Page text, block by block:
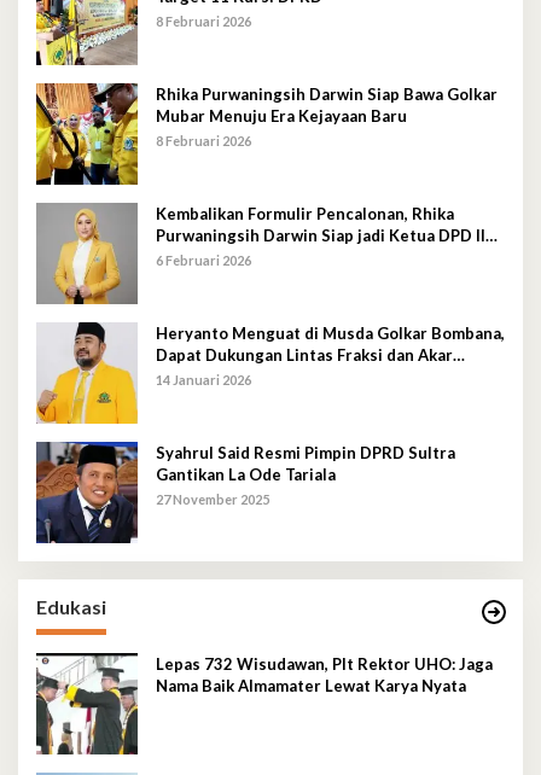
8 Februari 2026
Rhika Purwaningsih Darwin Siap Bawa Golkar
Mubar Menuju Era Kejayaan Baru
8 Februari 2026
Kembalikan Formulir Pencalonan, Rhika
Purwaningsih Darwin Siap jadi Ketua DPD II
Golkar Mubar
6 Februari 2026
Heryanto Menguat di Musda Golkar Bombana,
Dapat Dukungan Lintas Fraksi dan Akar
Rumput
14 Januari 2026
Syahrul Said Resmi Pimpin DPRD Sultra
Gantikan La Ode Tariala
27 November 2025
Edukasi
Lepas 732 Wisudawan, Plt Rektor UHO: Jaga
Nama Baik Almamater Lewat Karya Nyata